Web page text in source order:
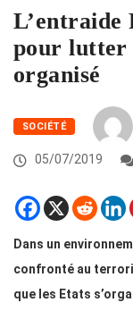
L’entraide
pour lutter
organisé
SOCIÉTÉ
05/07/2019
Dans un
confronté au
que les Etats